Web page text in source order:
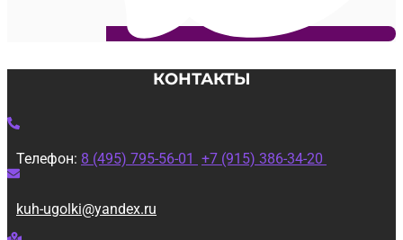
КОНТАКТЫ
Телефон: 8 (495) 795-56-01 +7 (915) 386-34-20
kuh-ugolki@yandex.ru